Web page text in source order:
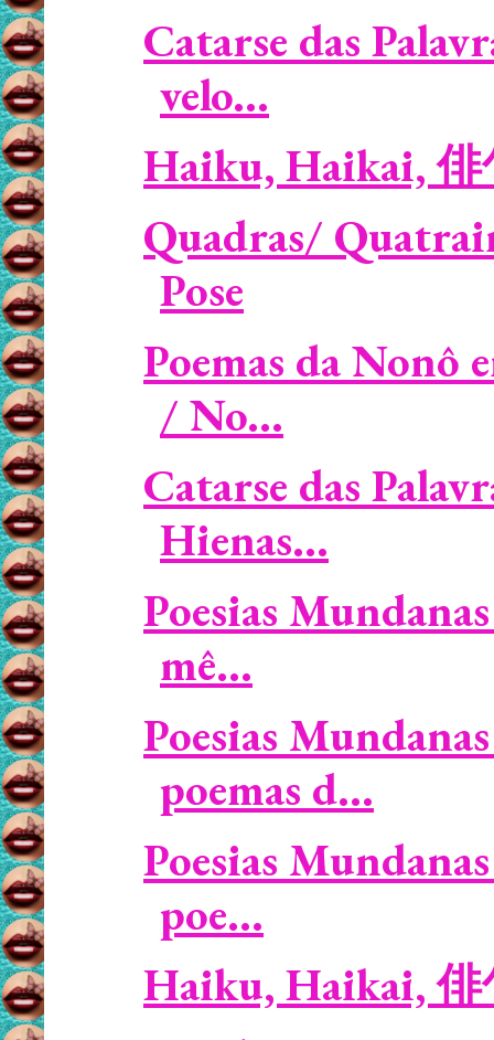
Catarse das
velo...
Haiku, Haikai, 俳
Quadras/
Pose
Poemas da Nonô
/ No...
Catarse das
Hienas...
Poesias
mê...
Poesias
poemas d...
Poesias
poe...
Haiku, Haikai, 俳